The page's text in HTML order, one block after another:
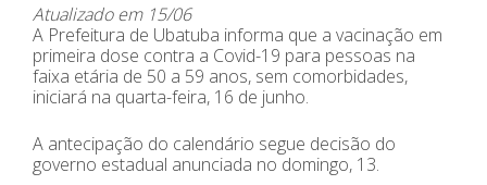
Atualizado em 15/06
A Prefeitura de Ubatuba informa que a vacinação em
primeira dose contra a Covid-19 para pessoas na
faixa etária de 50 a 59 anos, sem comorbidades,
iniciará na quarta-feira, 16 de junho.
A antecipação do calendário segue decisão do
governo estadual anunciada no domingo, 13.